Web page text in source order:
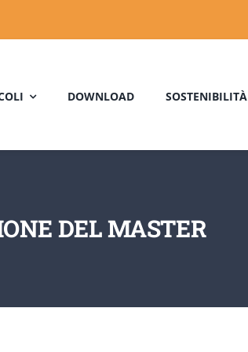
DOWNLOAD SOSTENIBILITÀ
DEL MASTER